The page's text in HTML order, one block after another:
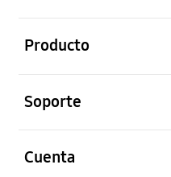
Producto
Soporte
Cuenta